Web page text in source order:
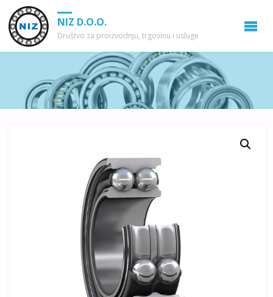
NIZ D.O.O.
Društvo za proizvodnju, trgovinu i usluge